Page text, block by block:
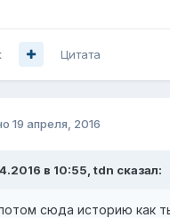
Цитата
19 апреля, 2016
в 10:55, tdn сказал:
сюда историю как